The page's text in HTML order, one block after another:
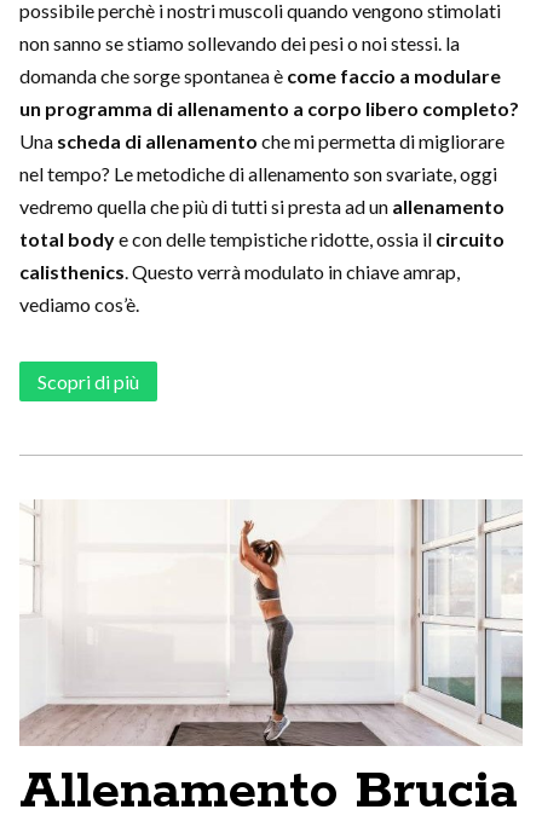
possibile perchè i nostri muscoli quando vengono stimolati
non sanno se stiamo sollevando dei pesi o noi stessi. la
domanda che sorge spontanea è come faccio a modulare
un programma di allenamento a corpo libero completo?
Una scheda di allenamento che mi permetta di migliorare
nel tempo? Le metodiche di allenamento son svariate, oggi
vedremo quella che più di tutti si presta ad un allenamento
total bodye con delle tempistiche ridotte, ossia il circuito
calisthenics. Questo verrà modulato in chiave amrap,
vediamo cos’è.
Scopri di più
Allenamento Brucia